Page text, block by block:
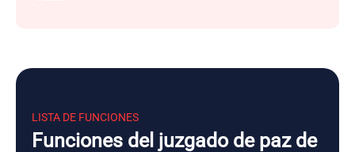
LISTA DE FUNCIONES
Funciones del juzgado de paz de